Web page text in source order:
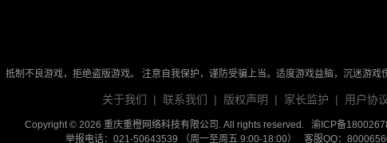
抵制不良游戏，拒绝盗版游戏。 注意自我保护，谨防受骗上当。适度游戏益脑，沉迷游戏
关于我们 | 联系我们 | 版权声明 | 家长监护 | 用户协
Copyright © 2026 重庆重橙网络科技有限公司. All rights reserved. 渝ICP备
举报电话：021-50643539 （周一至周五 9:00-18:00） 客服QQ：